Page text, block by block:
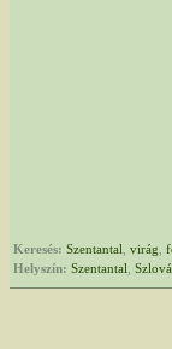
Keresés: Szentantal virág
Helyszín: Szentantal